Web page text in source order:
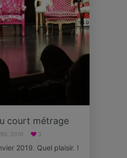
court métrage
2019 3
2019. Quel plaisir. !